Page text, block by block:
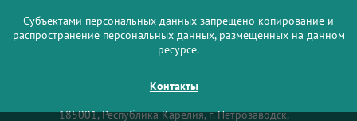
Субъектами персональных данных запрещено копирование и
распространение персональных данных, размещенных на данном
ресурсе.
Контакты
185001, Республика Карелия, г. Петрозаводск,